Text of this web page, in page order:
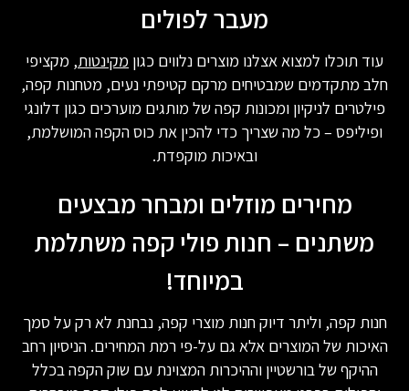
מעבר לפולים
עוד תוכלו למצוא אצלנו מוצרים נלווים כגון מקינטות, מקציפי
חלב מתקדמים שמבטיחים מרקם קטיפתי נעים, מטחנות קפה,
פילטרים לניקיון ומכונות קפה של מותגים מוערכים כגון דלונגי
ופיליפס – כל מה שצריך כדי להכין את כוס הקפה המושלמת,
ובאיכות מוקפדת.
מחירים מוזלים ומבחר מבצעים
משתנים – חנות פולי קפה משתלמת
במיוחד!
חנות קפה, וליתר דיוק חנות מוצרי קפה, נבחנת לא רק על סמך
האיכות של המוצרים אלא גם על-פי רמת המחירים. הניסיון רחב
ההיקף של בורשטיין וההיכרות המצוינת עם שוק הקפה בכלל